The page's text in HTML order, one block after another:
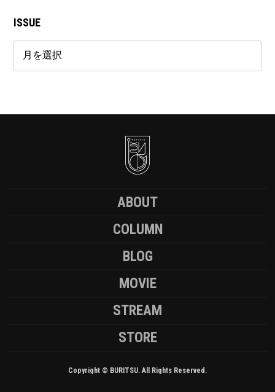
ISSUE
ABOUT
COLUMN
BLOG
MOVIE
STREAM
STORE
Copyright © BURITSU. All Rights Reserved.